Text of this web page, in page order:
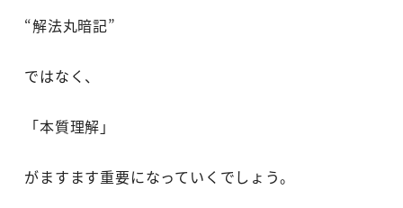
“解法丸暗記”
ではなく、
「本質理解」
がますます重要になっていくでしょう。